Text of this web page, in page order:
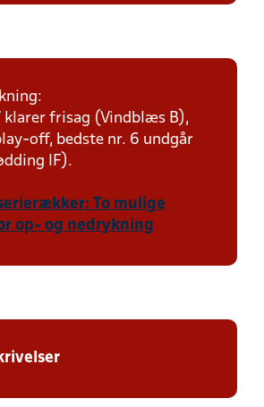
klarer frisag (Vindblæs B),
off, bedste nr. 6 undgår
IF).
To mulige
op- og nedrykning